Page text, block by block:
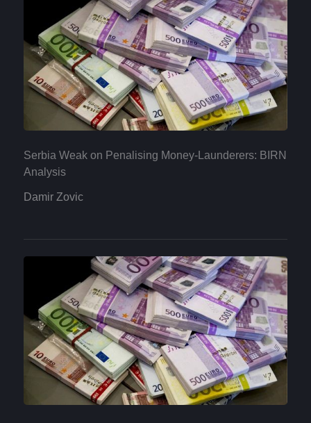
Serbia Weak on Penalising Money-Launderers: BIRN
Analysis
Damir Zovic